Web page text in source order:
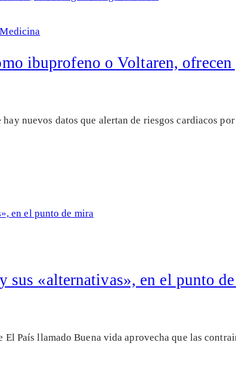
Medicina
ibuprofeno o Voltaren, ofrecen
nuevos datos que alertan de riesgos cardiacos
sus «alternativas», en el punto
País llamado Buena vida aprovecha que las